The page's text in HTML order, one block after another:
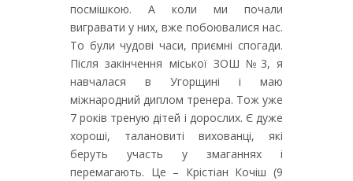
посмішкою. А коли ми почали
вигравати у них, вже побоювалися нас.
То були чудові часи, приємні спогади.
Після закінчення міської ЗОШ №3, я
навчалася в Угорщині і маю
міжнародний диплом тренера. Тож уже
7 років треную дітей і дорослих. Є дуже
хороші, талановиті вихованці, які
беруть участь у змаганнях і
перемагають. Це – Крістіан Кочіш (9